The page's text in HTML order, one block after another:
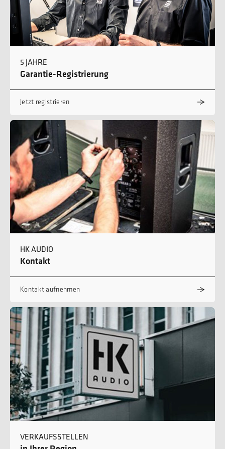
5 JAHRE
Garantie-Registrierung
Jetzt registrieren
HK AUDIO
Kontakt
Kontakt aufnehmen
VERKAUFSSTELLEN